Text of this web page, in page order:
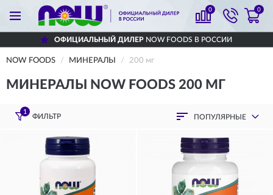
0 0
ОФИЦИАЛЬНЫЙ ДИЛЕРNOW FOODS В РОССИИ
NOW FOODS МИНЕРАЛЫ 200 мг
МИНЕРАЛЫ NOW FOODS 200 МГ
1
ФИЛЬТР ПОПУЛЯРНЫЕ